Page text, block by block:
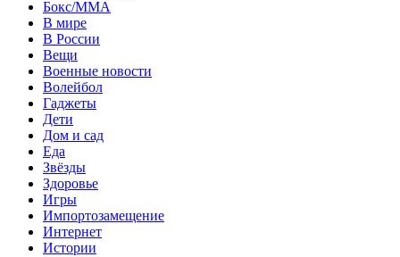
Бокс/MMA
В мире
В России
Вещи
Военные новости
Волейбол
Гаджеты
Дети
Дом и сад
Еда
Звёзды
Здоровье
Игры
Импортозамещение
Интернет
Истории